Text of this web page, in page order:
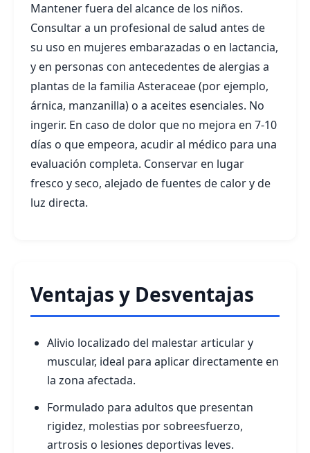
Mantener fuera del alcance de los niños.
Consultar a un profesional de salud antes de
su uso en mujeres embarazadas o en lactancia,
y en personas con antecedentes de alergias a
plantas de la familia Asteraceae (por ejemplo,
árnica, manzanilla) o a aceites esenciales. No
ingerir. En caso de dolor que no mejora en 7-10
días o que empeora, acudir al médico para una
evaluación completa. Conservar en lugar
fresco y seco, alejado de fuentes de calor y de
luz directa.
Ventajas y Desventajas
Alivio localizado del malestar articular y
muscular, ideal para aplicar directamente en
la zona afectada.
Formulado para adultos que presentan
rigidez, molestias por sobreesfuerzo,
artrosis o lesiones deportivas leves.